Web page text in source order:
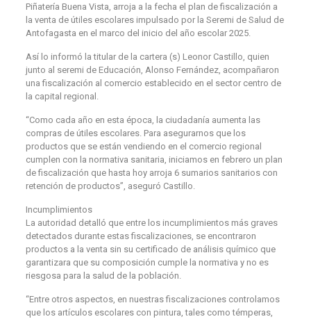
Piñatería Buena Vista, arroja a la fecha el plan de fiscalización a
la venta de útiles escolares impulsado por la Seremi de Salud de
Antofagasta en el marco del inicio del año escolar 2025.
Así lo informó la titular de la cartera (s) Leonor Castillo, quien
junto al seremi de Educación, Alonso Fernández, acompañaron
una fiscalización al comercio establecido en el sector centro de
la capital regional.
“Como cada año en esta época, la ciudadanía aumenta las
compras de útiles escolares. Para asegurarnos que los
productos que se están vendiendo en el comercio regional
cumplen con la normativa sanitaria, iniciamos en febrero un plan
de fiscalización que hasta hoy arroja 6 sumarios sanitarios con
retención de productos”, aseguró Castillo.
Incumplimientos
La autoridad detalló que entre los incumplimientos más graves
detectados durante estas fiscalizaciones, se encontraron
productos a la venta sin su certificado de análisis químico que
garantizara que su composición cumple la normativa y no es
riesgosa para la salud de la población.
“Entre otros aspectos, en nuestras fiscalizaciones controlamos
que los artículos escolares con pintura, tales como témperas,